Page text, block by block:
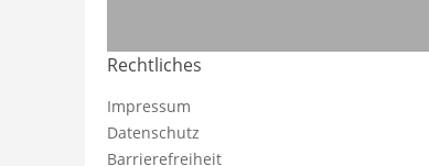
Rechtliches
Impressum
Datenschutz
Barrierefreiheit